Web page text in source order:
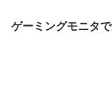
【FF16】 「フ
ゲーミングモニタ